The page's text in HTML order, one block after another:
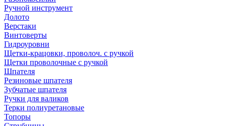
Ручной инструмент
Долото
Верстаки
Винтоверты
Гидроуровни
Щетки-крацовки, проволоч. с ручкой
Щетки проволочные с ручкой
Шпателя
Резиновые шпателя
Зубчатые шпателя
Ручки для валиков
Терки полиуретановые
Топоры